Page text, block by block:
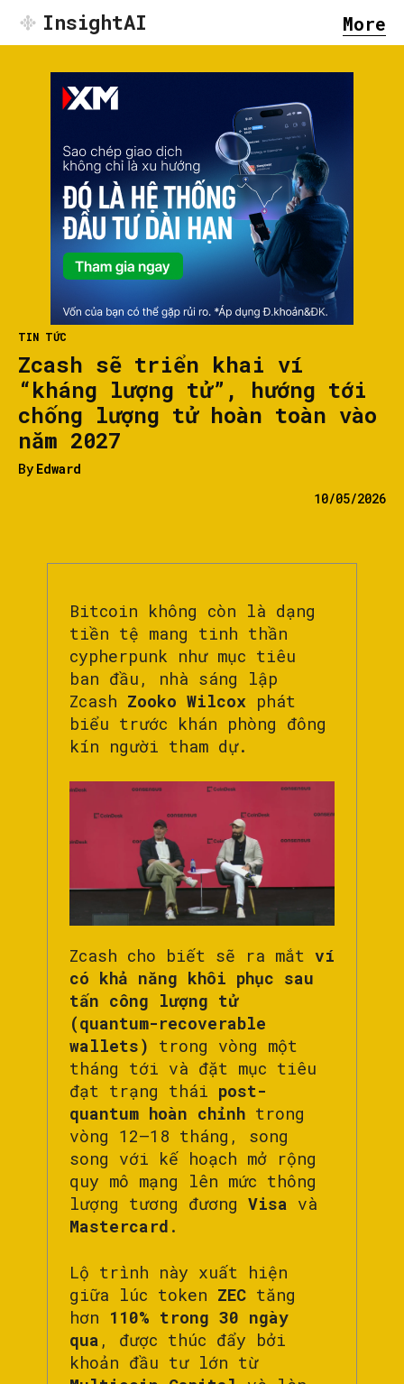
InsightAI More
TIN TỨC
Zcash sẽ triển khai ví
“kháng lượng tử”, hướng tới
chống lượng tử hoàn toàn vào
năm 2027
By Edward
10/05/2026
Bitcoin không còn là dạng
tiền tệ mang tinh thần
cypherpunk như mục tiêu
ban đầu, nhà sáng lập
Zcash Zooko Wilcox phát
biểu trước khán phòng đông
kín người tham dự.
Zcash cho biết sẽ ra mắt ví
có khả năng khôi phục sau
tấn công lượng tử
(quantum-recoverable
wallets) trong vòng một
tháng tới và đặt mục tiêu
đạt trạng thái post-
quantum hoàn chỉnh trong
vòng 12–18 tháng, song
song với kế hoạch mở rộng
quy mô mạng lên mức thông
lượng tương đương Visa và
Mastercard .
Lộ trình này xuất hiện
giữa lúc token ZEC tăng
hơn 110% trong 30 ngày
qua , được thúc đẩy bởi
khoản đầu tư lớn từ